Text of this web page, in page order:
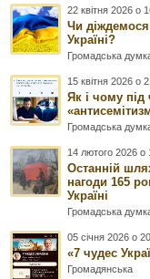
22 квітня 2026 о
Чи
Україні?
Громадська
15 квітня 2026 о
Як і чому під
Громадська
14 лютого 2026 о
Останній
нагоди 165
Україні
Громадська
05 січня 2026 о
«7 чудес
Громадянська